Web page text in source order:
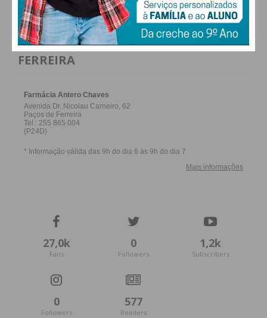
FARMACIAS DE SERVIÇO EM PAÇOS DE
FERREIRA
27,0k
Fans
0
Followers
1,2k
Subscribers
0
Followers
577
Readers